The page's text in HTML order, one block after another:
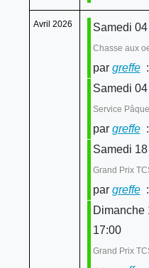
Avril 2026 Samedi
Chasse aux
par greffe::
Samedi
Service
par greffe::
Samedi
Grand Prix
par greffe::
Dimanche
17:00
Grand Prix